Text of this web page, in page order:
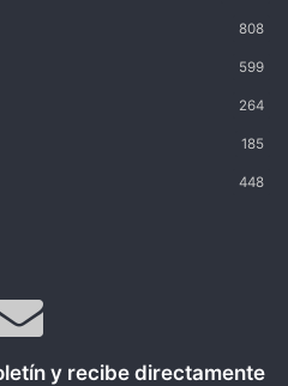
808
599
264
185
448
y recibe directamente